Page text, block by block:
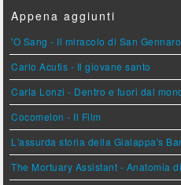
Appena aggiunti
'O Sang - Il miracolo di San Gennaro
Carlo Acutis - Il giovane santo
Carla Lonzi - Dentro e fuori dal
Cocomelon - Il Film
L'assurda storia della Gialappa's
The Mortuary Assistant - Anatomia